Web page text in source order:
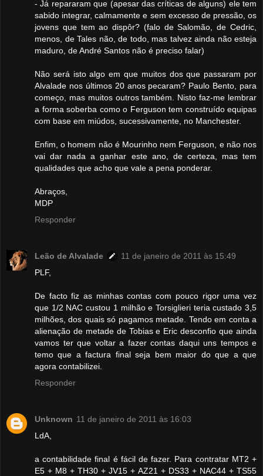
- Já repararam que (apesar das críticas de alguns) ele tem
sabido integrar, calmamente e sem excesso de pressão, os
jovens que tem ao dispôr? (falo de Salomão, de Cedric,
menos, de Tales não, de todo, mas talvez ainda não esteja
maduro, de André Santos não é preciso falar)
Não será isto algo em que muitos dos que passaram por
Alvalade nos últimos 20 anos pecaram? Paulo Bento, para
começo, mas muitos outros também. Nisto faz-me lembrar
a forma soberba como o Ferguson tem construído equipas
com base em miúdos, sucessivamente, no Manchester.
Enfim, o homem não é Mourinho nem Ferguson, e não nos
vai dar nada a ganhar este ano, de certeza, mas tem
qualidades que acho que vale a pena ponderar.
Abraços,
MDP
Responder
Leão de Alvalade
11 de janeiro de 2011 às 15:49
PLF,
De facto fiz as minhas contas com pouco rigor uma vez
que 1/2 NAC custou 1 milhão e Torsiglieri teria custado 3,5
milhões, dos quais só pagamos metade. Tendo em conta a
alienação de metade de Tobias e Eric desconfio que ainda
vamos ter que voltar a fazer contas daqui uns tempos e
temo que a factura final seja bem maior do que a que
agora contabilizei.
Responder
Unknown 11 de janeiro de 2011 às 16:03
LdA,
a contabilidade final é fácil de fazer. Para contratar MT2 +
E5 + M8 + TH30 + JV15 + AZ21 + DS33 + NAC44 + TS55